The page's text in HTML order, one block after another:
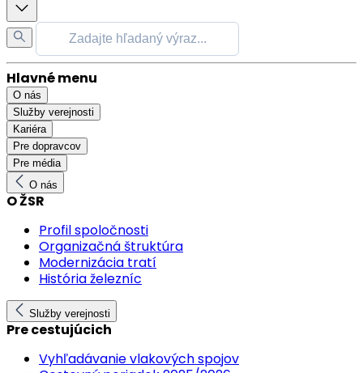
Hlavné menu
O nás
Služby verejnosti
Kariéra
Pre dopravcov
Pre média
O nás
O ŽSR
Profil spoločnosti
Organizačná štruktúra
Modernizácia tratí
História železníc
Služby verejnosti
Pre cestujúcich
Vyhľadávanie vlakových spojov